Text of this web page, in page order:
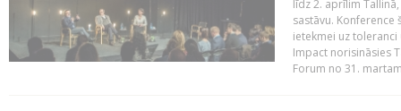
līdz 2. aprīlim
sastāvu.
ietekmei uz
Impact norisināsies
Forum no 31.